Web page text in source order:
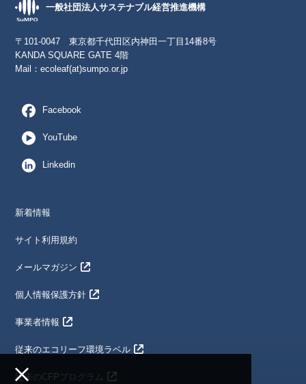
一般社団法人サステナブル経営推進機構
〒101-0047 東京都千代田区内神田一丁目14番8号
KANDA SQUARE GATE 4階
Mail：ecoleaf(at)sumpo.or.jp
Facebook
YouTube
Linkedin
新着情報
サイト利用規約
メールマガジン
個人情報保護方針
事業者情報
従来のエコリーフ環境ラベル
従来のCFPプログラム